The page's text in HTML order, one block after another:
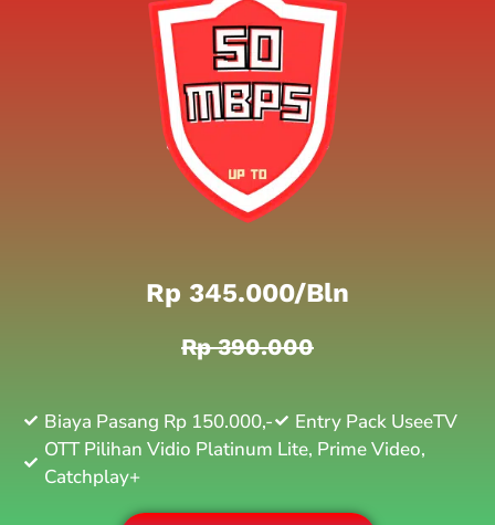
Rp 345.000/bln
Rp 390.000
Biaya Pasang Rp 150.000,-
Entry Pack UseeTV
OTT Pilihan Vidio Platinum Lite, Prime Video,
Catchplay+